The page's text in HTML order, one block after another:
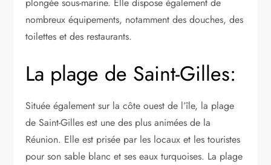
plongée sous-marine. Elle dispose également de
nombreux équipements, notamment des douches, des
toilettes et des restaurants.
La plage de Saint-Gilles:
Située également sur la côte ouest de l’île, la plage
de Saint-Gilles est une des plus animées de la
Réunion. Elle est prisée par les locaux et les touristes
pour son sable blanc et ses eaux turquoises. La plage